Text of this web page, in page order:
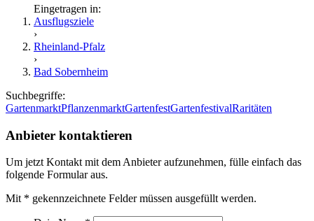
Eingetragen in:
Ausflugsziele
›
Rheinland-Pfalz
›
Bad Sobernheim
Suchbegriffe:
GartenmarktPflanzenmarktGartenfestGartenfestivalRaritäten
Anbieter kontaktieren
Um jetzt Kontakt mit dem Anbieter aufzunehmen, fülle einfach das
folgende Formular aus.
Mit * gekennzeichnete Felder müssen ausgefüllt werden.